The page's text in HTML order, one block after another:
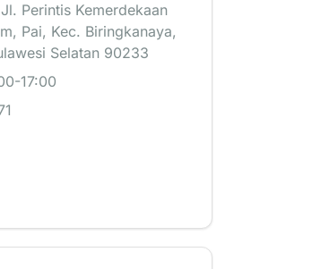
Perintis Kemerdekaan
Pai, Kec. Biringkanaya,
Selatan 90233
17:00